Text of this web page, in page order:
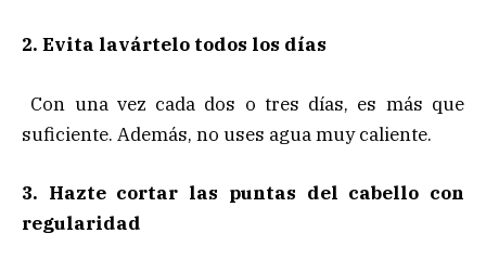
2. Evita lavártelo todos los días
Con una vez cada dos o tres días, es más que
suficiente. Además, no uses agua muy caliente.
3. Hazte cortar las puntas del cabello con
regularidad